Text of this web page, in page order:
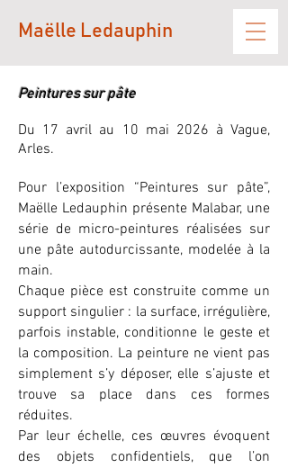
Maëlle Ledauphin
Peintures sur pâte
Du 17 avril au 10 mai 2026 à Vague,
Arles.
Pour l’exposition “Peintures sur pâte”,
Maëlle Ledauphin présente Malabar, une
série de micro-peintures réalisées sur
une pâte autodurcissante, modelée à la
main.
Chaque pièce est construite comme un
support singulier : la surface, irrégulière,
parfois instable, conditionne le geste et
la composition. La peinture ne vient pas
simplement s’y déposer, elle s’ajuste et
trouve sa place dans ces formes
réduites.
Par leur échelle, ces œuvres évoquent
des objets confidentiels, que l’on